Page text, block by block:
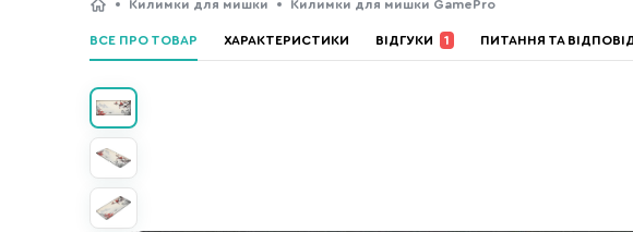
Килимки для мишки Килимки для мишки GamePro
ВСЕ ПРО ТОВАР ХАРАКТЕРИСТИКИ ВІДГУКИ 1 ПИТАННЯ ТА